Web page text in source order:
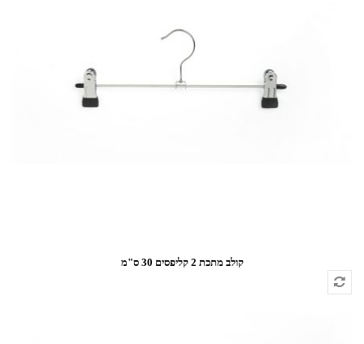
קולב מתכת 2 קליפסים 30 ס"מ